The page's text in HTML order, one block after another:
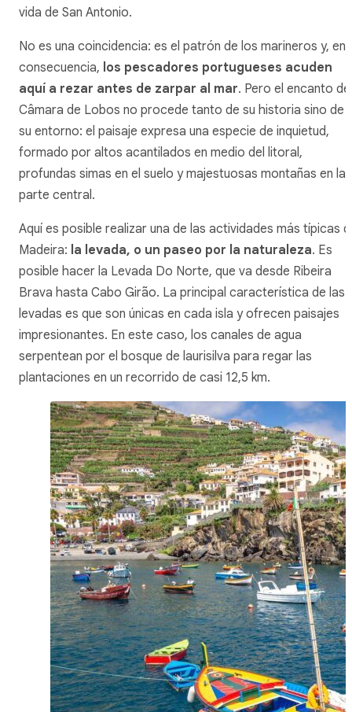
vida de San Antonio.
No es una coincidencia: es el patrón de los marineros y, en
consecuencia, los pescadores portugueses acuden
aquí a rezar antes de zarpar al mar. Pero el encanto de
Câmara de Lobos no procede tanto de su historia sino de
su entorno: el paisaje expresa una especie de inquietud,
formado por altos acantilados en medio del litoral,
profundas simas en el suelo y majestuosas montañas en la
parte central.
Aquí es posible realizar una de las actividades más típicas
Madeira: la levada, o un paseo por la naturaleza. Es
posible hacer la Levada Do Norte, que va desde Ribeira
Brava hasta Cabo Girão. La principal característica de las
levadas es que son únicas en cada isla y ofrecen paisajes
impresionantes. En este caso, los canales de agua
serpentean por el bosque de laurisilva para regar las
plantaciones en un recorrido de casi 12,5 km.